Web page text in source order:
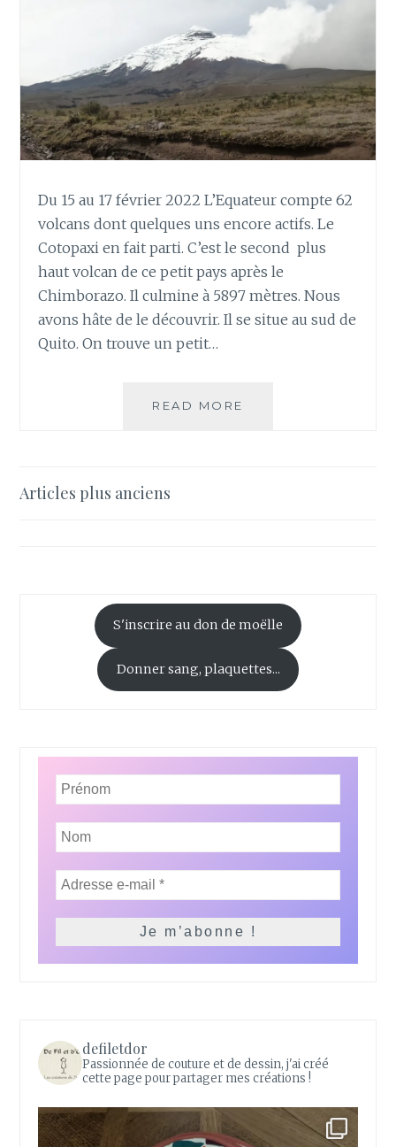
Du 15 au 17 février 2022 L’Equateur compte 62
volcans dont quelques uns encore actifs. Le
Cotopaxi en fait parti. C’est le second plus
haut volcan de ce petit pays après le
Chimborazo. Il culmine à 5897 mètres. Nous
avons hâte de le découvrir. Il se situe au sud de
Quito. On trouve un petit…
READ MORE
Navigation
Articles plus anciens
S'inscrire au don de moëlle
Donner sang, plaquettes...
defiletdor
Passionnée de couture et de dessin, j'ai créé
cette page pour partager mes créations !